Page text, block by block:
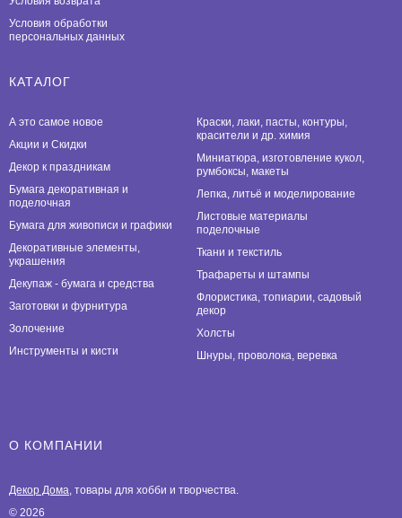
Условия обработки
персональных данных
КАТАЛОГ
А это самое новое
Акции и Скидки
Декор к праздникам
Бумага декоративная и
поделочная
Бумага для живописи и графики
Декоративные элементы,
украшения
Декупаж - бумага и средства
Заготовки и фурнитура
Золочение
Инструменты и кисти
Краски, лаки, пасты, контуры,
красители и др. химия
Миниатюра, изготовление кукол,
румбоксы, макеты
Лепка, литьё и моделирование
Листовые материалы
поделочные
Ткани и текстиль
Трафареты и штампы
Флористика, топиарии, садовый
декор
Холсты
Шнуры, проволока, веревка
О КОМПАНИИ
Декор Дома, товары для хобби и творчества.
© 2026